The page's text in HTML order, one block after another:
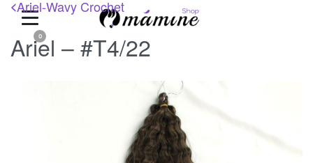
0
<Ariel-Wavy Crochet
Ariel – #T4/22